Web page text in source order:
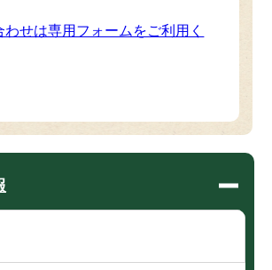
わせは専用フォームをご利用く